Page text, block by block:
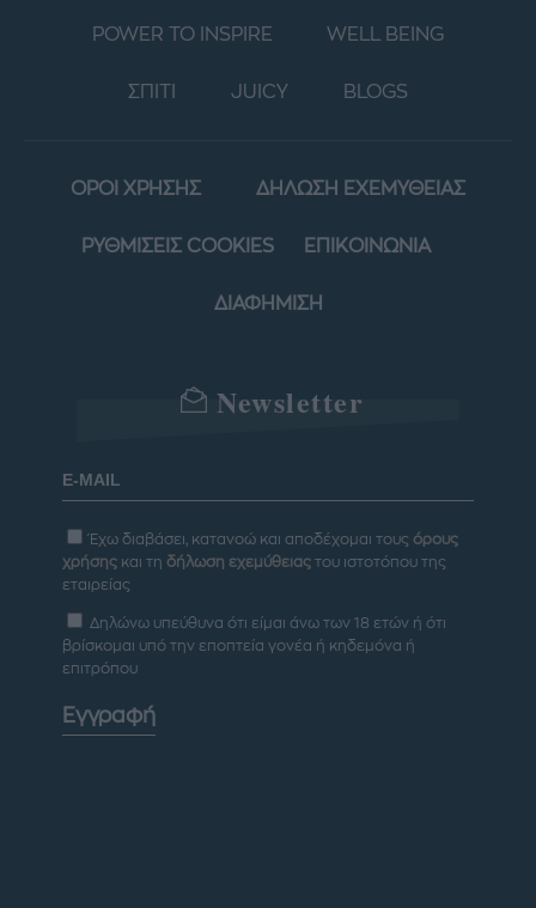
POWER TO INSPIRE WELL BEING
ΣΠΙΤΙ JUICY BLOGS
ΟΡΟΙ ΧΡΗΣΗΣ ΔΗΛΩΣΗ ΕΧΕΜΥΘΕΙΑΣ
ΡΥΘΜΙΣΕΙΣ COOKIES ΕΠΙΚΟΙΝΩΝΙΑ
ΔΙΑΦΗΜΙΣΗ
Newsletter
Έχω διαβάσει, κατανοώ και αποδέχομαι τους όρους
χρήσης και τη δήλωση εχεμύθειας του ιστοτόπου της
εταιρείας
Δηλώνω υπεύθυνα ότι είμαι άνω των 18 ετών ή ότι
βρίσκομαι υπό την εποπτεία γονέα ή κηδεμόνα ή
επιτρόπου
Εγγραφή